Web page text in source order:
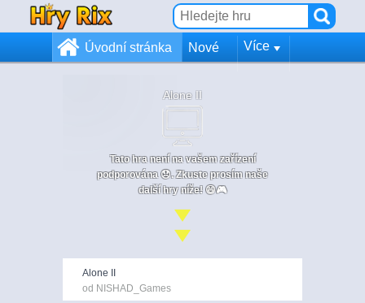
Úvodní stránka Nové Více
Alone II
Tato hra není na vašem zařízení
podporována 😞. Zkuste prosím naše
další hry níže! 😄🎮
Alone II
od NISHAD_Games